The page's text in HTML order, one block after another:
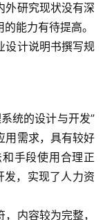
外研究现状没有深
能力有待提高。
设计说明书撰写规
统的设计与开发”
用需求，具有较好
手段使用合理正
发，实现了人力资
内容较为完整，